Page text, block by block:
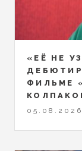
«ЕЁ НЕ
ФИЛЬМЕ
05.08.2026